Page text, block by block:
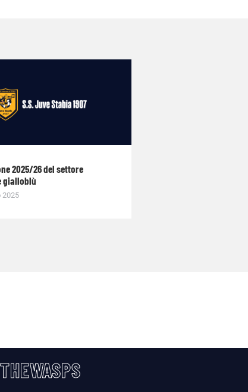
2025/26 del settore
gialloblù
2025